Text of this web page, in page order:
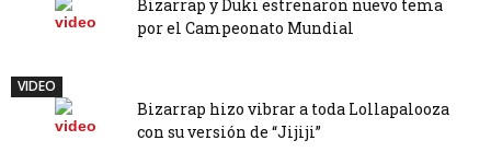
Bizarrap y Duki estrenaron nuevo tema
por el Campeonato Mundial
VIDEO
Bizarrap hizo vibrar a toda Lollapalooza
con su versión de “Jijiji”